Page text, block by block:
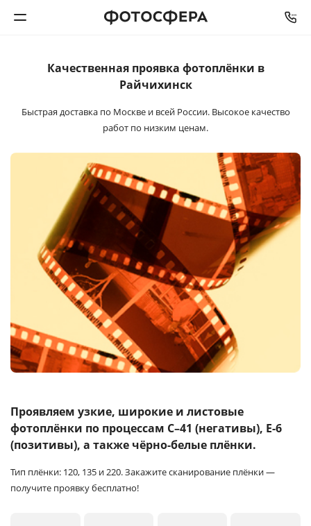
Печать фото
Фотокниги
Интерьерная печать
Фотоподарки
Багетная мастерская
Полиграфия
Услуги и сервис
Магазин
Качественная проявка фотоплёнки в
Райчихинск
Быстрая доставка по Москве и всей России. Высокое качество
работ по низким ценам.
Проявляем узкие, широкие и листовые
фотоплёнки по процессам C–41 (негативы), E-6
(позитивы), а также чёрно-белые плёнки.
Тип плёнки: 120, 135 и 220.Закажите сканирование плёнки —
получите проявку бесплатно!